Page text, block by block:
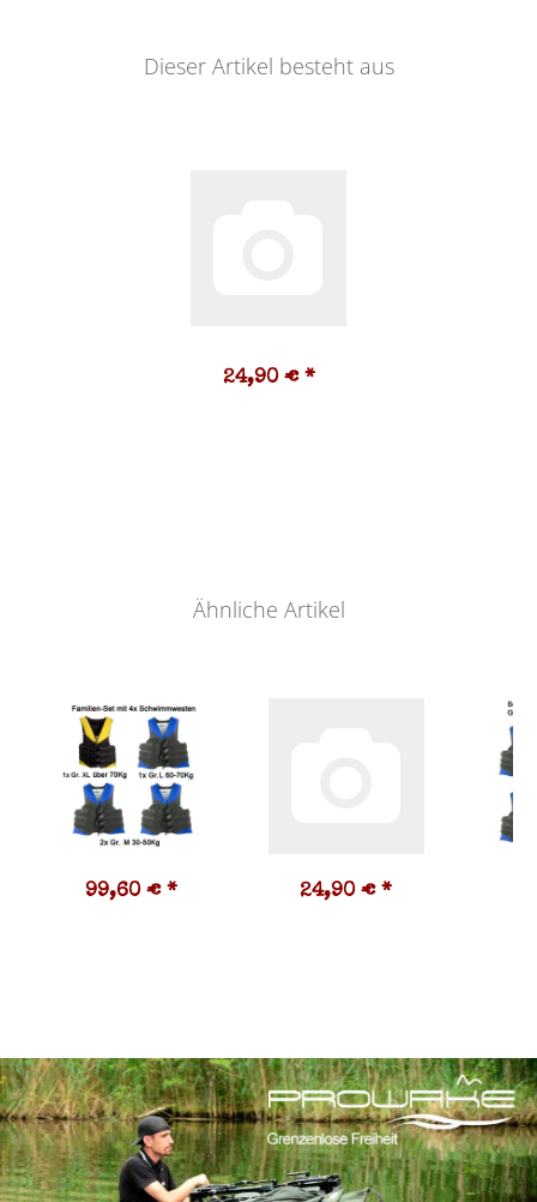
Dieser Artikel besteht aus
24,90 € *
Ähnliche Artikel
99,60 € * 24,90 € *